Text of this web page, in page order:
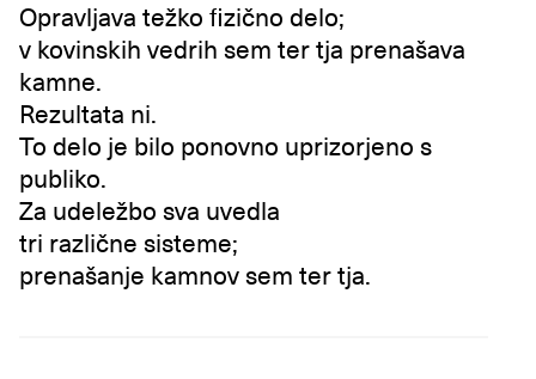
Opravljava težko fizično delo;
v kovinskih vedrih sem ter tja prenašava
kamne.
Rezultata ni.
To delo je bilo ponovno uprizorjeno s
publiko.
Za udeležbo sva uvedla
tri različne sisteme;
prenašanje kamnov sem ter tja.